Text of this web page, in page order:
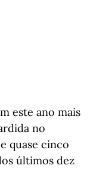
este ano mais
no
quase cinco
últimos dez